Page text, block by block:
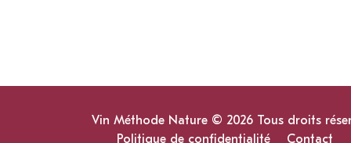
Vin Méthode Nature © 2026 Tous droits
Politique de confidentialité
Contact